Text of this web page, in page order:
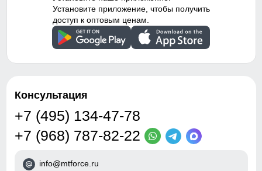
Установите приложение, чтобы получить
доступ к оптовым ценам.
Консультация
+7 (495) 134-47-78
+7 (968) 787-82-22
info@mtforce.ru